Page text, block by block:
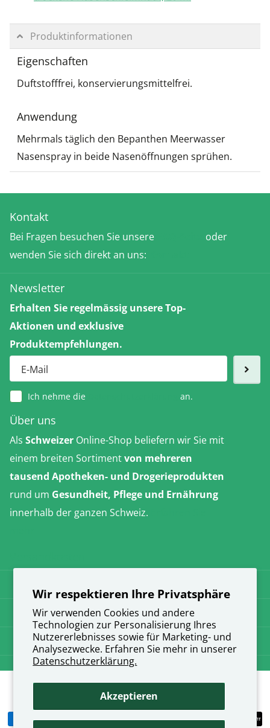
Wir respektieren Ihre Privatsphäre
Wir verwenden Cookies und andere
Technologien zur Personalisierung Ihres
Nutzererlebnisses sowie für Marketing- und
Analysezwecke. Erfahren Sie mehr in unserer
Datenschutzerklärung.
Akzeptieren
Produktinformationen
Eigenschaften
Duftstofffrei, konservierungsmittelfrei.
Anwendung
Mehrmals täglich den Bepanthen Meerwasser
Nasenspray in beide Nasenöffnungen sprühen.
Kontakt
Bei Fragen besuchen Sie unsere
oder
wenden Sie sich direkt an uns:
Newsletter
Erhalten Sie regelmässig unsere Top-
Aktionen und exklusive
Produktempfehlungen.
Ich nehme die an.
Über uns
Als Schweizer Online-Shop beliefern wir Sie mit
einem breiten Sortimentvon mehreren
tausend Apotheken- und Drogerieprodukten
rund um Gesundheit, Pflege und Ernährung
innerhalb der ganzen Schweiz.
Datenschutz
Impressum
2026direkt-apotheke.ch,